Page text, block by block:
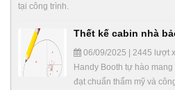
tại công trình.
Thết kế cabin nhà
06/09/2025 | 2445 lượt
Handy Booth tự hào
đạt chuẩn thẩm mỹ và